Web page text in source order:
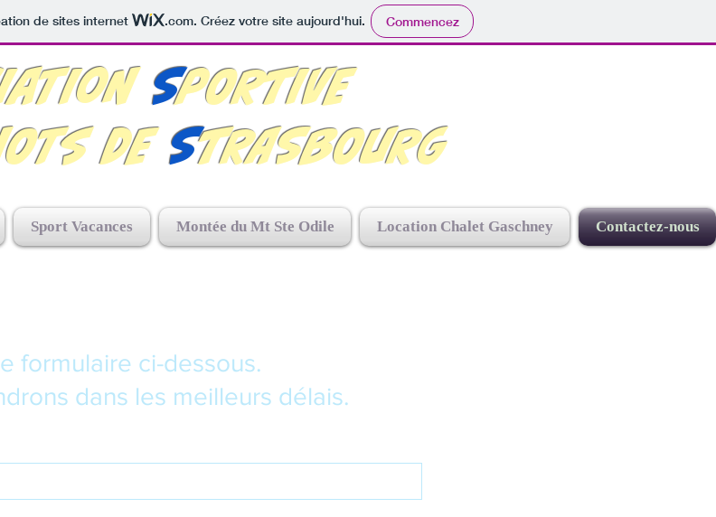
de sites internet .com. Créez votre site aujourd'hui. Commencez
SPORTIVE
DESTRASBOURG
Sport Vacances Montée du Mt Ste Odile Location Chalet Gaschney Contactez-nous
formulaire ci-dessous.
dans les meilleurs délais.